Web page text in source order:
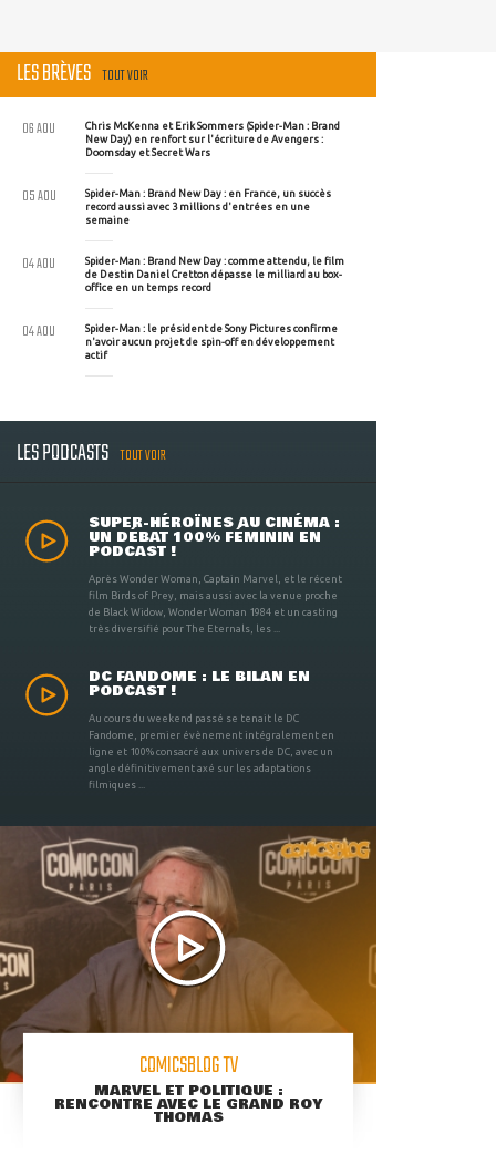
LES BRÈVES TOUT VOIR
Chris McKenna et Erik Sommers (Spider-Man : Brand
New Day) en renfort sur l'écriture de Avengers :
Doomsday et Secret Wars
06 AOU
Spider-Man : Brand New Day : en France, un succès
record aussi avec 3 millions d'entrées en une
semaine
05 AOU
Spider-Man : Brand New Day : comme attendu, le film
de Destin Daniel Cretton dépasse le milliard au box-
office en un temps record
04 AOU
Spider-Man : le président de Sony Pictures confirme
n'avoir aucun projet de spin-off en développement
actif
04 AOU
LES PODCASTS TOUT VOIR
SUPER-HÉROÏNES AU CINÉMA :
UN DÉBAT 100% FÉMININ EN
PODCAST !
Après Wonder Woman, Captain Marvel, et le récent
film Birds of Prey, mais aussi avec la venue proche
de Black Widow, Wonder Woman 1984 et un casting
très diversifié pour The Eternals, les ...
DC FANDOME : LE BILAN EN
PODCAST !
Au cours du weekend passé se tenait le DC
Fandome, premier évènement intégralement en
ligne et 100% consacré aux univers de DC, avec un
angle définitivement axé sur les adaptations
filmiques ...
COMICSBLOG TV
MARVEL ET POLITIQUE :
RENCONTRE AVEC LE GRAND ROY
THOMAS